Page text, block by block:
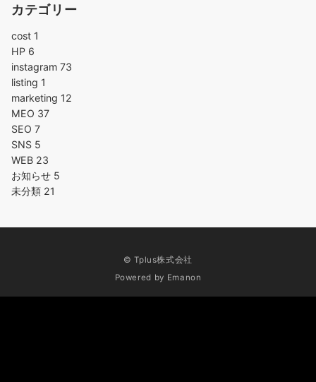
カテゴリー
cost 1
HP 6
instagram 73
listing 1
marketing 12
MEO 37
SEO 7
SNS 5
WEB 23
お知らせ 5
未分類 21
© Tplus株式会社
Powered by Emanon